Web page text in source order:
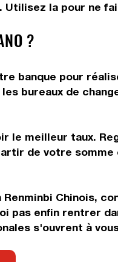
la pour ne
?
banque pour
bureaux de
le meilleur taux.
de votre somme
Chinois,
pas enfin rentrer
s'ouvrent à